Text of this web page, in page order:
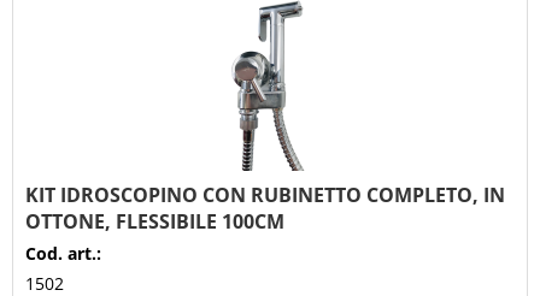
KIT IDROSCOPINO CON RUBINETTO COMPLETO, IN
OTTONE, FLESSIBILE 100CM
Cod. art.:
1502